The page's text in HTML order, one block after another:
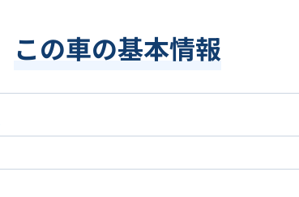
この車の基本情報